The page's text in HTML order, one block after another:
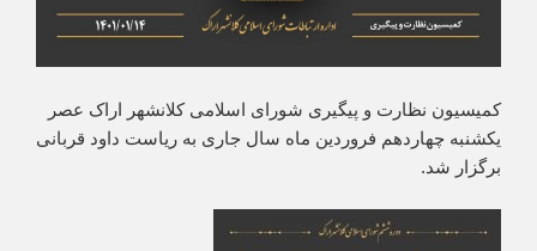
کمیسیون نظارت و پیگیری شورای اسلامی کلانشهر اراک عصر
یکشنبه چهاردهم فروردین ماه سال جاری به ریاست داود قربانی
برگزار شد.